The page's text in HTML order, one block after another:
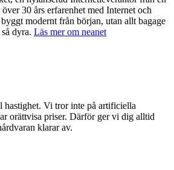
30 års erfarenhet med Internet och
modernt från början, utan allt bagage
dyra. Läs mer om neanet
Vi tror inte på artificiella
orättvisa priser. Därför ger vi dig alltid
klarar av.